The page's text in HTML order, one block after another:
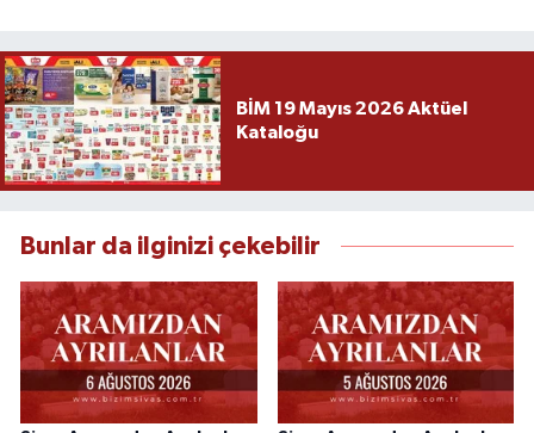
BİM 19 Mayıs 2026 Aktüel
Kataloğu
Bunlar da ilginizi çekebilir